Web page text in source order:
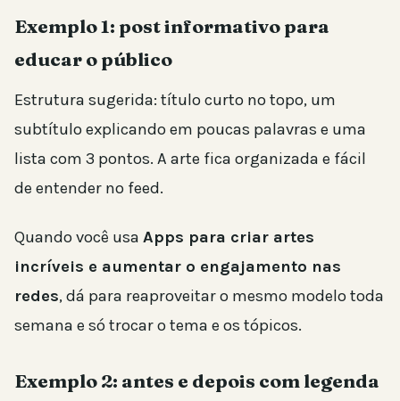
Exemplo 1: post informativo para
educar o público
Estrutura sugerida: título curto no topo, um
subtítulo explicando em poucas palavras e uma
lista com 3 pontos. A arte fica organizada e fácil
de entender no feed.
Quando você usa Apps para criar artes
incríveis e aumentar o engajamento nas
redes, dá para reaproveitar o mesmo modelo toda
semana e só trocar o tema e os tópicos.
Exemplo 2: antes e depois com legenda